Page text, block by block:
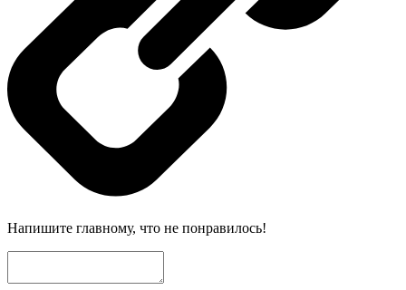
Напишите главному, что не понравилось!